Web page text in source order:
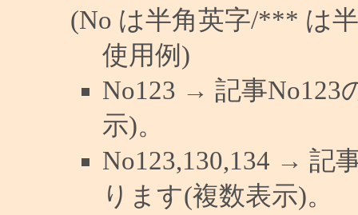
(No は半角英字/*** は
使用例)
No123 → 記事No123
示)。
No123,130,134 → 記
ります(複数表示)。